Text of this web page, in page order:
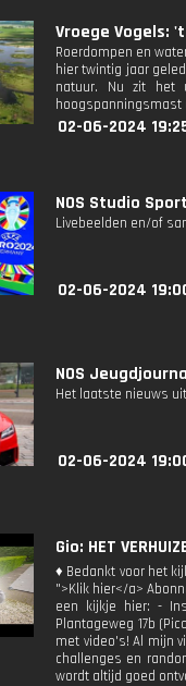
Vroege Vogels:
Roerdompen en
hier twintig jaar
natuur. Nu zit het
hoogspanningsmast
02-06-2024
NOS Studio
Livebeelden en/of
02-06-2024
NOS
Het laatste nieuws
02-06-2024
Gio: HET
♦ Bedankt voor het
">Klik hier</a>
een kijkje hier: -
Plantageweg 17b
met video's! Al mijn
challenges en
wordt altijd goed